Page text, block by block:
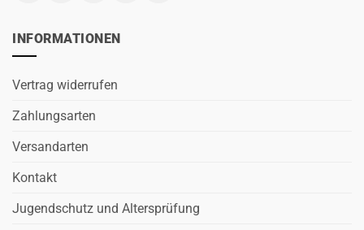
INFORMATIONEN
Vertrag widerrufen
Zahlungsarten
Versandarten
Kontakt
Jugendschutz und Altersprüfung